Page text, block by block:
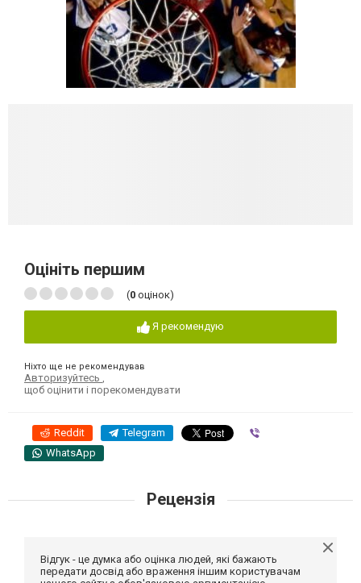
Оцініть першим
(0 оцінок)
Я рекомендую
Ніхто ще не рекомендував
Авторизуйтесь
щоб оцінити і порекомендувати
Reddit Telegram
WhatsApp
Рецензія
Відгук - це думка або оцінка людей, які бажають
передати досвід або враження іншим користувачам